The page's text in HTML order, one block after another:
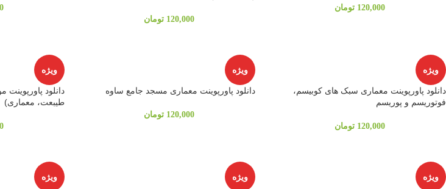
120,000 تومان
120,000 تومان
ویژه
دانلود پاورپوینت معماری سبک های کوبیسم،
فوتوریسم و پوریسم
120,000 تومان
ویژه
دانلود پاورپوینت معماری مسجد جامع ساوه
120,000 تومان
ویژه
دانلود
طیبعت، معماری)
ویژه ویژه ویژه